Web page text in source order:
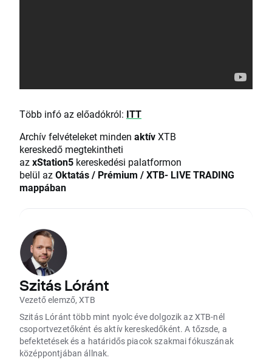
Több infó az előadókról: ITT
Archív felvételeket minden aktívXTB
kereskedő megtekintheti
azxStation5 kereskedési palatformon
belül azOktatás / Prémium / XTB- LIVE TRADING
mappában
Szitás Lóránt
Vezető elemző, XTB
Szitás Lóránt több mint nyolc éve dolgozik az XTB-nél
csoportvezetőként és aktív kereskedőként. A tőzsde, a
befektetések és a határidős piacok szakmai fókuszának
középpontjában állnak.